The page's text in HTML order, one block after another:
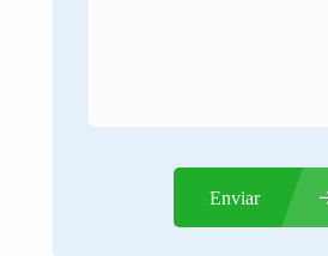
Enviar